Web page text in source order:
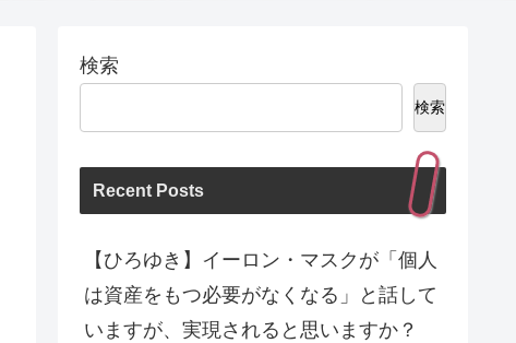
検索
検索
Recent Posts
【ひろゆき】イーロン・マスクが「個人
は資産をもつ必要がなくなる」と話して
いますが、実現されると思いますか？